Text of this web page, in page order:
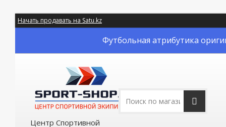
Начать продавать на Satu.kz
Футбольная атрибутика
Центр Спортивной